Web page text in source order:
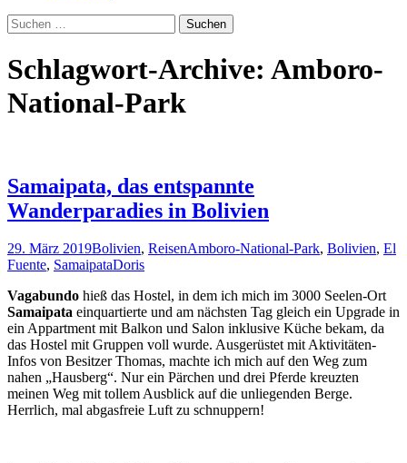
Suchen
nach:
Schlagwort-Archive: Amboro-
National-Park
Samaipata, das entspannte
Wanderparadies in Bolivien
29. März 2019Bolivien, ReisenAmboro-National-Park, Bolivien, El
Fuente, SamaipataDoris
Vagabundo hieß das Hostel, in dem ich mich im 3000 Seelen-Ort
Samaipata einquartierte und am nächsten Tag gleich ein Upgrade in
ein Appartment mit Balkon und Salon inklusive Küche bekam, da
das Hostel mit Gruppen voll wurde. Ausgerüstet mit Aktivitäten-
Infos von Besitzer Thomas, machte ich mich auf den Weg zum
nahen „Hausberg“. Nur ein Pärchen und drei Pferde kreuzten
meinen Weg mit tollem Ausblick auf die unliegenden Berge.
Herrlich, mal abgasfreie Luft zu schnuppern!